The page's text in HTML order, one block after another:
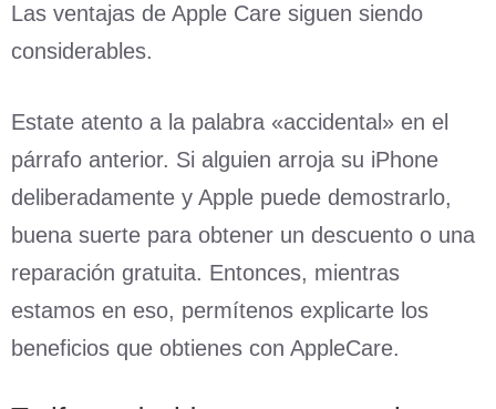
Las ventajas de Apple Care siguen siendo
considerables.
Estate atento a la palabra «accidental» en el
párrafo anterior. Si alguien arroja su iPhone
deliberadamente y Apple puede demostrarlo,
buena suerte para obtener un descuento o una
reparación gratuita. Entonces, mientras
estamos en eso, permítenos explicarte los
beneficios que obtienes con AppleCare.